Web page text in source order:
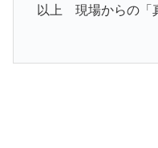
以上 現場からの「